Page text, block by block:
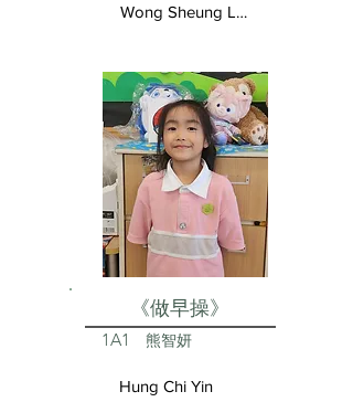
Wong Sheung Lam
《做早操》
1A1 熊智妍
Hung Chi Yin